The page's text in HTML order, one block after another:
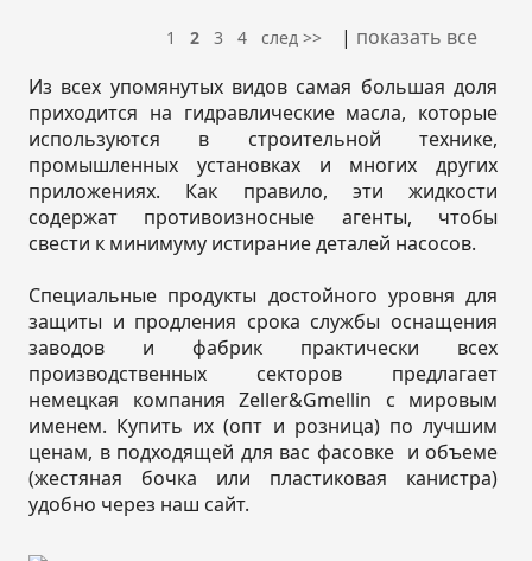
1 2 3 4 след >> | показать все
Из всех упомянутых видов самая большая доля
приходится на гидравлические масла, которые
используются в строительной технике,
промышленных установках и многих других
приложениях. Как правило, эти жидкости
содержат противоизносные агенты, чтобы
свести к минимуму истирание деталей насосов.
Специальные продукты достойного уровня для
защиты и продления срока службы оснащения
заводов и фабрик практически всех
производственных секторов предлагает
немецкая компания Zeller&Gmellin с мировым
именем. Купить их (опт и розница) по лучшим
ценам, в подходящей для вас фасовке и объеме
(жестяная бочка или пластиковая канистра)
удобно через наш сайт.